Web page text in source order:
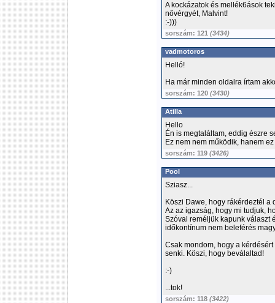
A kockázatok és mellék6ások
nővérgyét, Malvint!
:-)))
sorszám: 121 (3434)
vadmotoros
Helló!
Ha már minden oldalra írtam
sorszám: 120 (3430)
Atilla
Hello
Én is megtaláltam, eddig észre
Ez nem nem működik, hanem
sorszám: 119 (3426)
Pool
Sziasz...
Köszi Dawe, hogy rákérdeztél a
Az az igazság, hogy mi tudjuk,
Szóval reméljük kapunk választ
időkontínum nem beleférés
Csak mondom, hogy a
senki. Köszi, hogy beválaltad!
:-)
...tok!
sorszám: 118 (3422)